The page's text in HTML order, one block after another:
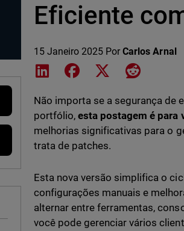
Eficiente
15 Janeiro 2025 PorCarlos Arnal
Share on LinkedIn
Share on Facebook
Share on XShare on
Não importa se a segurança de
portfólio,esta postagem é para
melhorias significativas para o
trata de patches.
Esta nova versão simplifica o
configurações manuais e
alternar entre ferramentas,
você pode gerenciar vários